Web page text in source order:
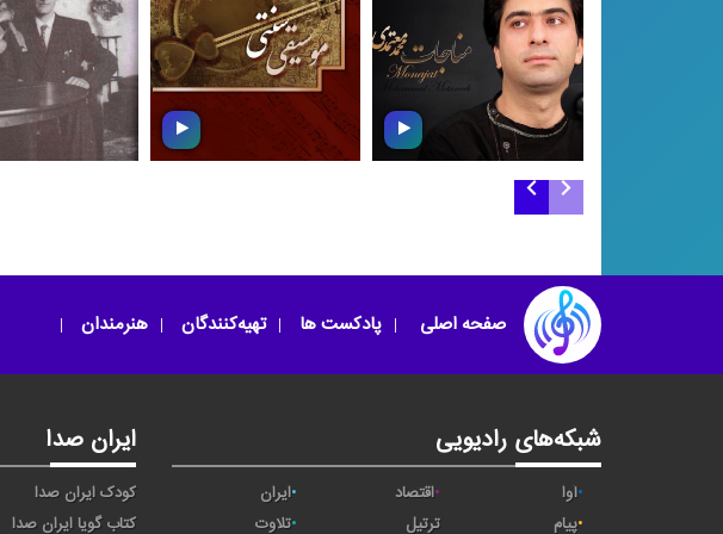
صفحه اصلی پادکست ها تهیه‌کنندگان هنرمندان
شبکه‌های رادیویی
آوا اقتصاد
ایران
پیام
ترتیل تلاوت
ایران صدا
کودک ایران صدا
کتاب گویا ایران صدا